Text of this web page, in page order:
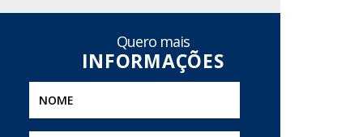
Quero mais